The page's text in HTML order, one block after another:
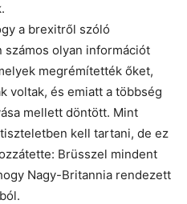
a brexitről szóló
számos olyan információt
megrémítették őket,
voltak, és emiatt a többség
mellett döntött. Mint
kell tartani, de ez
Brüsszel mindent
Nagy-Britannia rendezett